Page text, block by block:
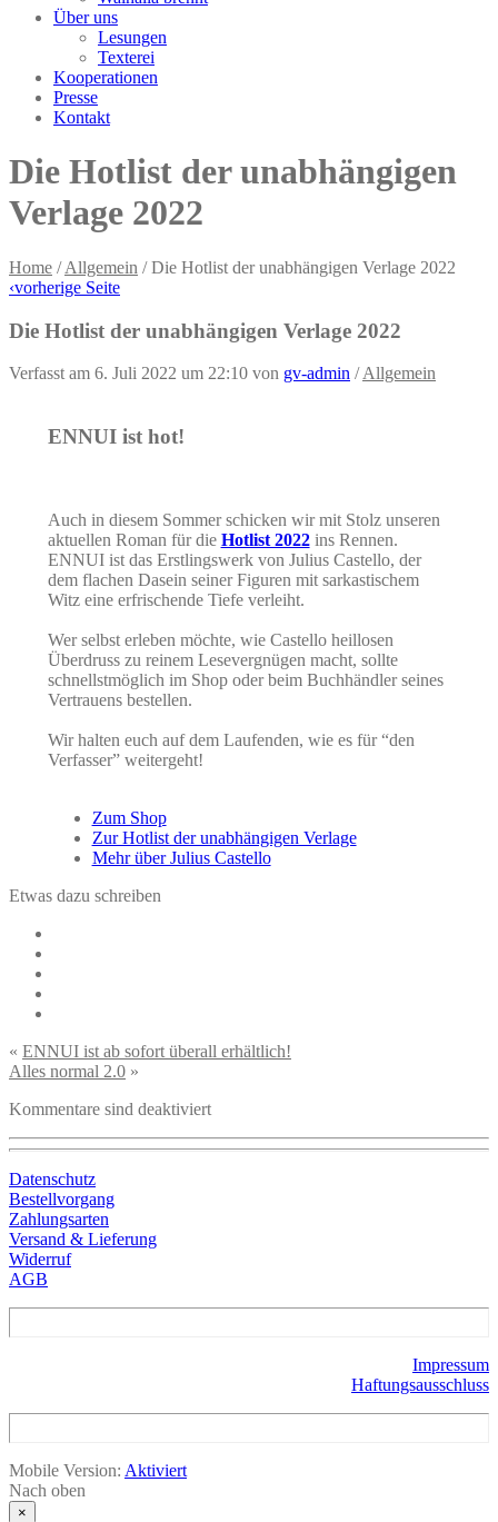
Über uns
Lesungen
Texterei
Kooperationen
Presse
Kontakt
Die Hotlist der unabhängigen
Verlage 2022
Home / Allgemein / Die Hotlist der unabhängigen Verlage 2022
‹vorherige Seite
Die Hotlist der unabhängigen Verlage 2022
Verfasst am 6. Juli 2022 um 22:10 von gv-admin /Allgemein
ENNUI ist hot!
Auch in diesem Sommer schicken wir mit Stolz unseren
aktuellen Roman für die Hotlist 2022ins Rennen.
ENNUI ist das Erstlingswerk von Julius Castello, der
dem flachen Dasein seiner Figuren mit sarkastischem
Witz eine erfrischende Tiefe verleiht.
Wer selbst erleben möchte, wie Castello heillosen
Überdruss zu reinem Lesevergnügen macht, sollte
schnellstmöglich im Shop oder beim Buchhändler seines
Vertrauens bestellen.
Wir halten euch auf dem Laufenden, wie es für “den
Verfasser” weitergeht!
Zum Shop
Zur Hotlist der unabhängigen Verlage
Mehr über Julius Castello
Etwas dazu schreiben
« ENNUI ist ab sofort überall erhältlich!
Alles normal 2.0 »
Kommentare sind deaktiviert
Datenschutz
Bestellvorgang
Zahlungsarten
Versand & Lieferung
Widerruf
AGB
Impressum
Haftungsausschluss
Mobile Version: Aktiviert
Nach oben
×